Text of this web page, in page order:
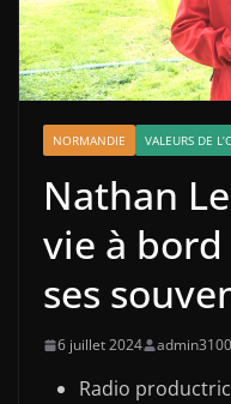
NORMANDIE VALEURS DE
Nathan
vie à
ses
6 juillet 2024
Radio